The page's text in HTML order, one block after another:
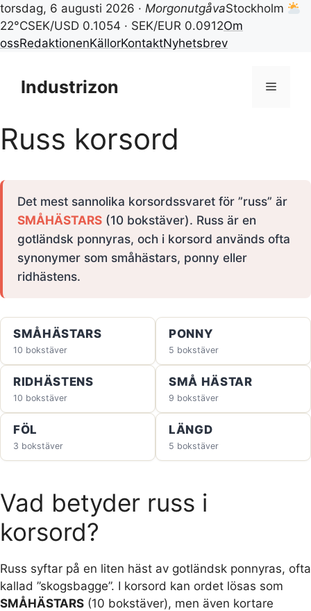
torsdag, 6 augusti 2026 · MorgonutgåvaStockholm
22°CSEK/USD 0.1054 · SEK/EUR 0.0912Om
ossRedaktionenKällorKontaktNyhetsbrev
innehållIndustrizon Meny
Russ korsord
Det mest sannolika korsordssvaret för ”russ” är
SMÅHÄSTARS(10 bokstäver). Russ är en
gotländsk ponnyras, och i korsord används ofta
synonymer som småhästars, ponny eller
ridhästens.
SMÅHÄSTARS
10 bokstäver
PONNY
5 bokstäver
RIDHÄSTENS
10 bokstäver
SMÅ HÄSTAR
9 bokstäver
FÖL
3 bokstäver
LÄNGD
5 bokstäver
Vad betyder russ i
korsord?
Russ syftar på en liten häst av gotländsk ponnyras, ofta
kallad ”skogsbagge”. I korsord kan ordet lösas som
SMÅHÄSTARS (10 bokstäver), men även kortare